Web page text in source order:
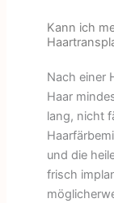
Kann ich
Nach einer
Haar
lang, nicht
und die
frisch